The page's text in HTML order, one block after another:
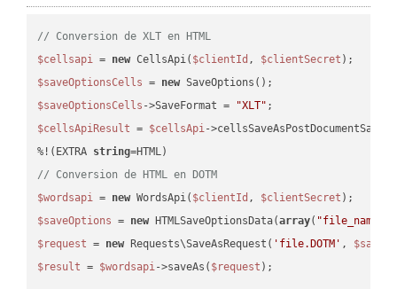
// Conversion de XLT en HTML
$cellsapi = new CellsApi( $clientId , $clientSecret
$saveOptionsCells = new
$saveOptionsCells ->SaveFormat = "XLT"
$cellsApiResult = $cellsApi-
%!(EXTRA string
// Conversion de HTML en DOTM
$wordsapi = new WordsApi( $clientId , $clientSecret
$saveOptions = new HTMLSaveOptionsData(array( "file_name"
$request = new Requests\SaveAsRequest( 'file.DOTM' ,
$result = $wordsapi->saveAs( $request